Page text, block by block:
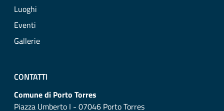
Luoghi
Eventi
Gallerie
CONTATTI
Comune di Porto Torres
Piazza Umberto I - 07046 Porto Torres